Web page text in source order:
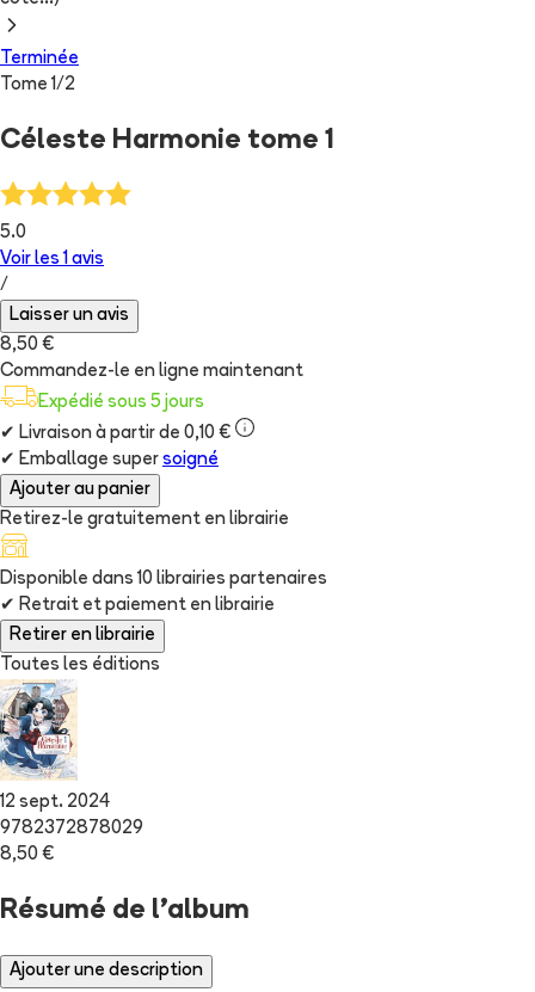
Terminée
Tome 1/2
Céleste Harmonie tome 1
5.0
Voir les 1 avis
/
Laisser un avis
8,50 €
Commandez-le en ligne maintenant
Expédié sous 5 jours
✔ Livraison à partir de 0,10 €
✔ Emballage super soigné
Ajouter au panier
Retirez-le gratuitement en librairie
Disponible dans 10 librairies partenaires
✔ Retrait et paiement en librairie
Retirer en librairie
Toutes les éditions
12 sept. 2024
9782372878029
8,50 €
Résumé de l'album
Ajouter une description